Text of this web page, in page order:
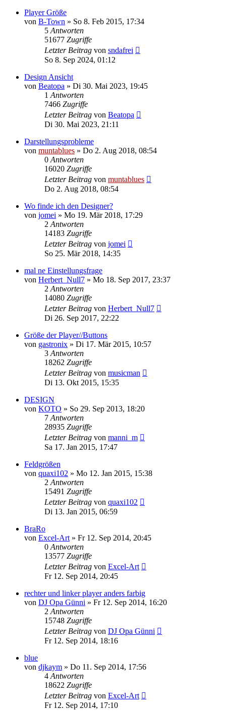
Player Größe
von B-Town » So 8. Feb 2015, 17:34
5 Antworten
51677 Zugriffe
Letzter Beitrag von sndafrei
So 8. Sep 2024, 01:12
Design Ansicht
von Beatopa » Di 30. Mai 2023, 19:45
1 Antworten
7466 Zugriffe
Letzter Beitrag von Beatopa
Di 30. Mai 2023, 21:11
Darstellungsprobleme
von muntablues » Do 2. Aug 2018, 08:54
0 Antworten
16020 Zugriffe
Letzter Beitrag von muntablues
Do 2. Aug 2018, 08:54
Wo finde ich den Designer?
von jomei » Mo 19. Mär 2018, 17:29
2 Antworten
14183 Zugriffe
Letzter Beitrag von jomei
So 25. Mär 2018, 14:35
mal ne Einstellungsfrage
von Herbert_Null7 » Mo 18. Sep 2017, 23:37
2 Antworten
14080 Zugriffe
Letzter Beitrag von Herbert_Null7
Di 26. Sep 2017, 22:22
Größe der Player//Buttons
von gastronix » Di 17. Mär 2015, 10:57
3 Antworten
18262 Zugriffe
Letzter Beitrag von musicman
Di 13. Okt 2015, 15:35
DESIGN
von KOTO » So 29. Sep 2013, 18:20
7 Antworten
28935 Zugriffe
Letzter Beitrag von manni_m
Sa 17. Jan 2015, 17:47
Feldgrößen
von quaxi102 » Mo 12. Jan 2015, 15:38
2 Antworten
15491 Zugriffe
Letzter Beitrag von quaxi102
Di 13. Jan 2015, 06:59
BraRo
von Excel-Art » Fr 12. Sep 2014, 20:45
0 Antworten
13577 Zugriffe
Letzter Beitrag von Excel-Art
Fr 12. Sep 2014, 20:45
rechter und linker player anders farbig
von DJ Opa Günni » Fr 12. Sep 2014, 16:20
2 Antworten
15748 Zugriffe
Letzter Beitrag von DJ Opa Günni
Fr 12. Sep 2014, 18:16
blue
von djkaym » Do 11. Sep 2014, 17:56
4 Antworten
18622 Zugriffe
Letzter Beitrag von Excel-Art
Fr 12. Sep 2014, 17:10